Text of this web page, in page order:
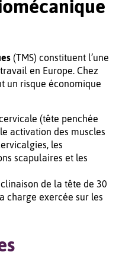
(TMS) constituent l’une
en Europe. Chez
un risque économique
(tête penchée
activation des muscles
les
scapulaires et les
de la tête de 30
charge exercée sur les